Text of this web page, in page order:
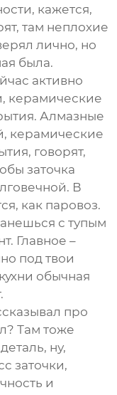
кажется,
там неплохие
лично, но
была.
активно
керамические
Алмазные
керамические
говорят,
заточка
В
как паровоз.
с тупым
Главное –
под твои
обычная
про
Там тоже
ну,
заточки,
и